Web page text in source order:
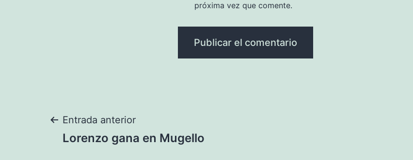
próxima vez que comente.
Navegación
Entrada anterior
Lorenzo gana en Mugello